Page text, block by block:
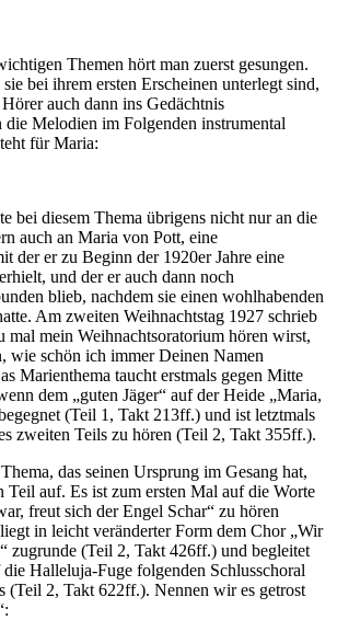
Themen hört man zuerst gesungen.
bei ihrem ersten Erscheinen unterlegt sind,
auch dann ins Gedächtnis
Melodien im Folgenden instrumental
für Maria:
bei diesem Thema übrigens nicht nur an die
auch an Maria von Pott, eine
der er zu Beginn der 1920er Jahre eine
und der er auch dann noch
blieb, nachdem sie einen wohlhabenden
Am zweiten Weihnachtstag 1927 schrieb
mein Weihnachtsoratorium hören wirst,
wie schön ich immer Deinen Namen
Marienthema taucht erstmals gegen Mitte
dem „guten Jäger“ auf der Heide „Maria,
(Teil 1, Takt 213ff.) und ist letztmals
zweiten Teils zu hören (Teil 2, Takt 355ff.).
das seinen Ursprung im Gesang hat,
Teil auf. Es ist zum ersten Mal auf die Worte
freut sich der Engel Schar“ zu hören
in leicht veränderter Form dem Chor „Wir
zugrunde (Teil 2, Takt 426ff.) und begleitet
Halleluja-Fuge folgenden Schlusschoral
(Teil 2, Takt 622ff.). Nennen wir es getrost